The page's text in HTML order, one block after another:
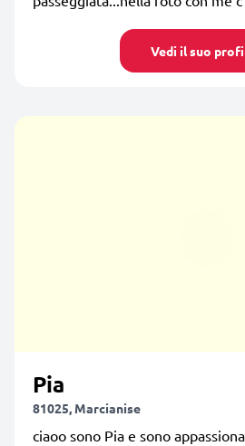
Vedi il suo
Pia
81025, Marcianise
ciaoo sono Pia e sono